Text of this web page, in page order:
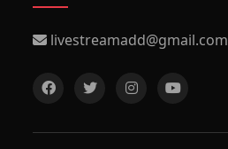
livestreamadd@gmail.com